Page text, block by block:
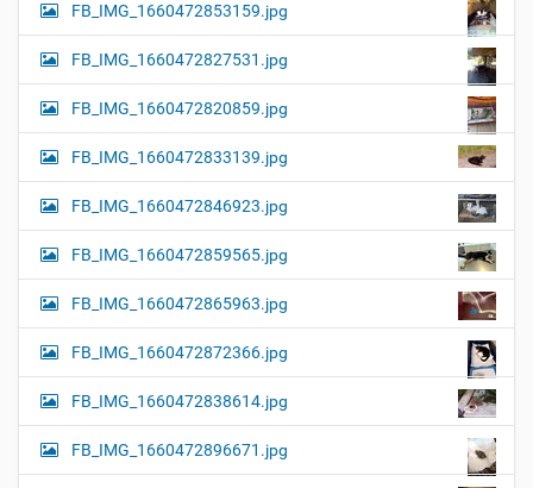
FB_IMG_1660472853159.jpg
FB_IMG_1660472827531.jpg
FB_IMG_1660472820859.jpg
FB_IMG_1660472833139.jpg
FB_IMG_1660472846923.jpg
FB_IMG_1660472859565.jpg
FB_IMG_1660472865963.jpg
FB_IMG_1660472872366.jpg
FB_IMG_1660472838614.jpg
FB_IMG_1660472896671.jpg